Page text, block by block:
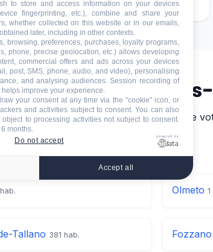
de
canton pour l'installation et l'entretien de
Olmeto
Tallano 381 hab. Fozzano
to store and access information on your devices
fingerprinting, etc.), combine and share your
whether collected on this website or in our emails,
later, including in other contexts.
browsing, preferences, purchases, loyalty programs,
phone, precise geolocation, etc.) allows developing
commercial offers and ads across your devices
post, SMS, phone, audio, and video), personalising
and analysing audiences. Session recording of
improve your experience.
your consent at any time via the "cookie" icon, or
and activities subject to consent. You can also
to processing activities not subject to consent.
months.
Do not accept
powered by
Accept all